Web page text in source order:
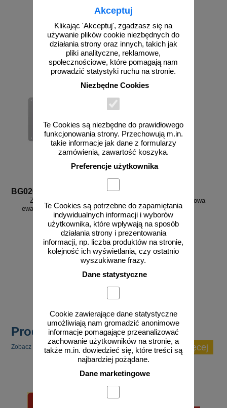
Akceptuj
Klikając 'Akceptuj', zgadzasz się na
używanie plików cookie niezbędnych do
działania strony oraz innych, takich jak
pliki analityczne, reklamowe,
społecznościowe, które pomagają nam
prowadzić statystyki ruchu na stronie.
Niezbędne Cookies
Te Cookies są niezbędne do prawidłowego
funkcjonowania strony. Przechowują m.in.
takie informacje jak dane z formularzy
zamówienia, zawartość koszyka.
Preferencje użytkownika
Te Cookies są potrzebne do zapamiętania
indywidualnych informacji i wyborów
użytkownika, które wpływają na sposób
działania strony i prezentowania
informacji, np. liczba produktów na stronie,
kolejność ich wyświetlania, czy ostatnio
wyszukiwane frazy.
Dane statystyczne
Cookie zawierające dane statystyczne
umożliwiają nam gromadzić anonimowe
informacje pomagające przeanalizować
zachowanie użytkowników na stronie, a
także m.in. dowiedzieć się, które treści są
najbardziej pożądane.
Dane marketingowe
od 21,18 zł
17,22 zł netto
do koszyka
od 21,18 zł
17,22 zł netto
do koszyka
BG026
Zestaw sprzętu - znak
ewakuacyjny, przestrzenny,
ścienny 3D
od 58,04 zł
DB001
Instrukcja przeciwpożarowa
ogólna
od 10,86 zł
Produkty popularne
Zobacz inne popularne produkty w tej kategorii. zobacz więcej